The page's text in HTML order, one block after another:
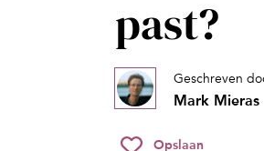
past?
Geschreven
Mark Mieras
Opslaan